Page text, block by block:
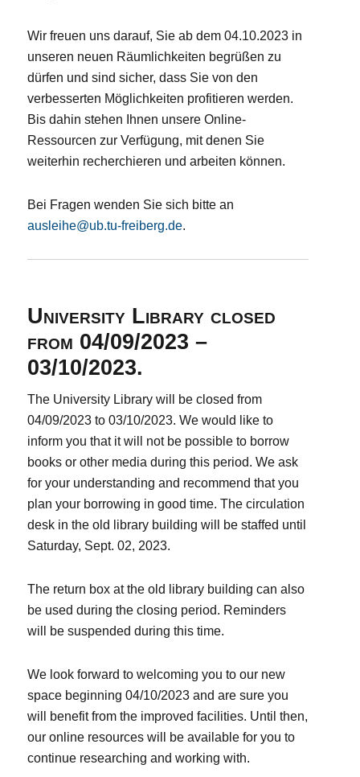
Wir freuen uns darauf, Sie ab dem 04.10.2023 in
unseren neuen Räumlichkeiten begrüßen zu
dürfen und sind sicher, dass Sie von den
verbesserten Möglichkeiten profitieren werden.
Bis dahin stehen Ihnen unsere Online-
Ressourcen zur Verfügung, mit denen Sie
weiterhin recherchieren und arbeiten können.
Bei Fragen wenden Sie sich bitte an
ausleihe@ub.tu-freiberg.de.
University Library closed
from 04/09/2023 –
03/10/2023.
The University Library will be closed from
04/09/2023 to 03/10/2023. We would like to
inform you that it will not be possible to borrow
books or other media during this period. We ask
for your understanding and recommend that you
plan your borrowing in good time. The circulation
desk in the old library building will be staffed until
Saturday, Sept. 02, 2023.
The return box at the old library building can also
be used during the closing period. Reminders
will be suspended during this time.
We look forward to welcoming you to our new
space beginning 04/10/2023 and are sure you
will benefit from the improved facilities. Until then,
our online resources will be available for you to
continue researching and working with.